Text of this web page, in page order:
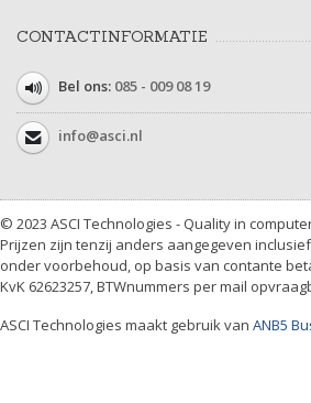
CONTACTINFORMATIE
Bel ons: 085 - 009 08 19
info@asci.nl
© 2023 ASCI Technologies - Quality in
Prijzen zijn tenzij anders aangegeven
onder voorbehoud, op basis van contante
KvK 62623257, BTWnummers per mail
ASCI Technologies maakt gebruik van ANB5